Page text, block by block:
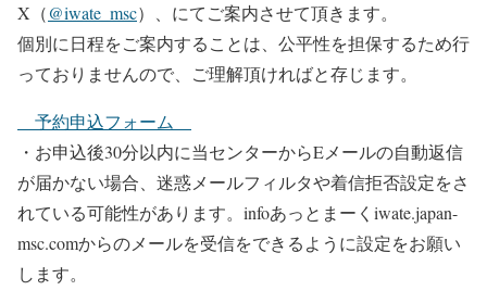
X（@iwate_msc）、にてご案内させて頂きます。
個別に日程をご案内することは、公平性を担保するため行
っておりませんので、ご理解頂ければと存じます。
予約申込フォーム
・お申込後30分以内に当センターからEメールの自動返信
が届かない場合、迷惑メールフィルタや着信拒否設定をさ
れている可能性があります。infoあっとまーくiwate.japan-
msc.comからのメールを受信をできるように設定をお願い
します。